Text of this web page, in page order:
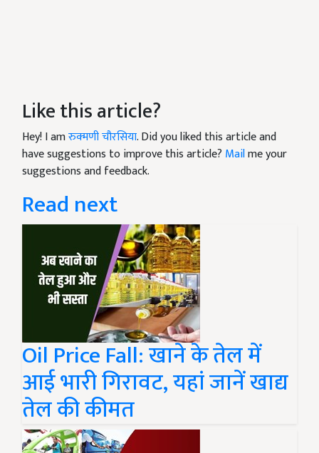
Like this article?
Hey! I amरुक्मणी चौरसिया. Did you liked this article and
have suggestions to improve this article? Mailme your
suggestions and feedback.
Read next
Oil Price Fall: खाने के तेल में
आई भारी गिरावट, यहां जानें खाद्य
तेल की कीमत